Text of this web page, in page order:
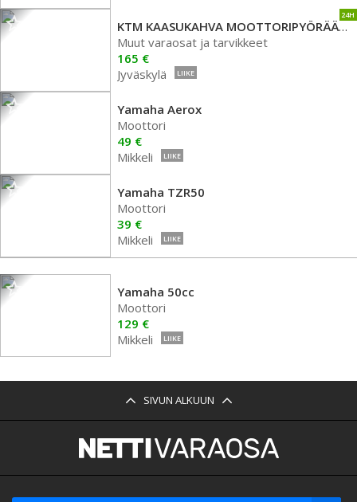
24H
KTM KAASUKAHVA MOOTTORIPYÖRÄÄN 95802010044
Muut varaosat ja tarvikkeet
165 €
Jyväskylä
LIIKE
Yamaha Aerox
Moottori
49 €
Mikkeli
LIIKE
Yamaha TZR50
Moottori
39 €
Mikkeli
LIIKE
Yamaha 50cc
Moottori
129 €
Mikkeli
LIIKE
SIVUN ALKUUN